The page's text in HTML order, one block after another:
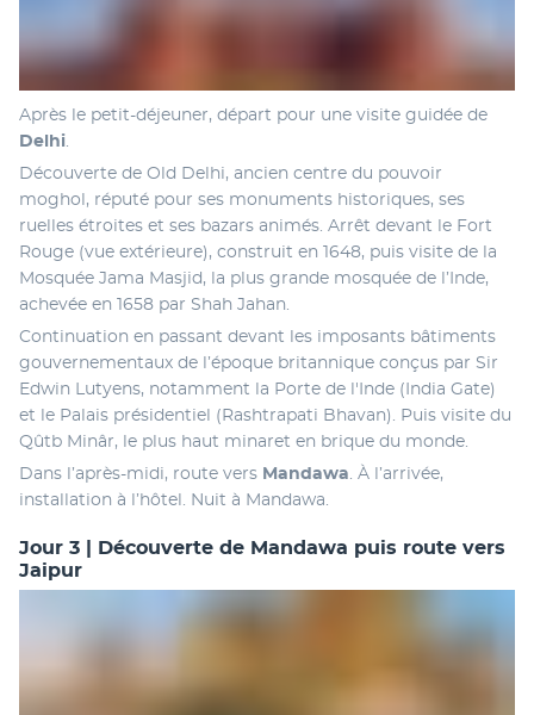
Delhi.
Découverte de Old Delhi, ancien centre du pouvoir
moghol, réputé pour ses monuments historiques, ses
ruelles étroites et ses bazars animés. Arrêt devant le Fort
Rouge (vue extérieure), construit en 1648, puis visite de la
Mosquée Jama Masjid, la plus grande mosquée de l’Inde,
achevée en 1658 par Shah Jahan.
Continuation en passant devant les imposants bâtiments
gouvernementaux de l’époque britannique conçus par Sir
Edwin Lutyens, notamment la Porte de l'Inde (India Gate)
et le Palais présidentiel (Rashtrapati Bhavan). Puis visite du
Qûtb Minâr, le plus haut minaret en brique du monde.
Dans l’après-midi, route vers Mandawa. À l’arrivée,
installation à l’hôtel. Nuit à Mandawa.
Jour 3 | Découverte de Mandawa puis route vers
Jaipur